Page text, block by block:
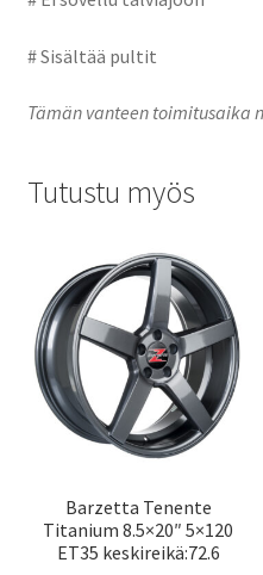
# Sisältää pultit
Tämän vanteen toimitusaika
Tutustu myös
Barzetta Tenente
Titanium 8.5×20″ 5×120
ET35 keskireikä:72.6